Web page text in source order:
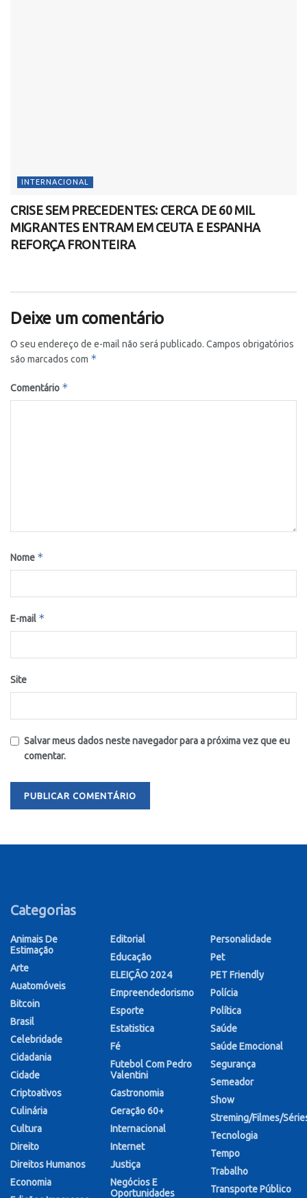
INTERNACIONAL
CRISE SEM PRECEDENTES: CERCA DE 60 MIL
MIGRANTES ENTRAM EM CEUTA E ESPANHA
REFORÇA FRONTEIRA
Deixe um comentário
O seu endereço de e-mail não será publicado. Campos obrigatórios
são marcados com *
Comentário *
Nome *
E-mail *
Site
Salvar meus dados neste navegador para a próxima vez que eu
comentar.
Categorias
Animais De
Estimação
Arte
Auatomóveis
Bitcoin
Brasil
Celebridade
Cidadania
Cidade
Criptoativos
Culinária
Cultura
Direito
Direitos Humanos
Economia
Editorial
Educação
ELEIÇÃO 2024
Empreendedorismo
Esporte
Estatistica
Fé
Futebol Com Pedro
Valentini
Gastronomia
Geração 60+
Internacional
Internet
Justiça
Negócios E
Oportunidades
Personalidade
Pet
PET Friendly
Polícia
Política
Saúde
Saúde Emocional
Segurança
Semeador
Show
Streming/Filmes/
Tecnologia
Tempo
Trabalho
Transporte Público